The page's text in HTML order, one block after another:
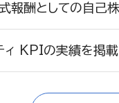
報酬としての自己
ィ KPIの実績を掲載